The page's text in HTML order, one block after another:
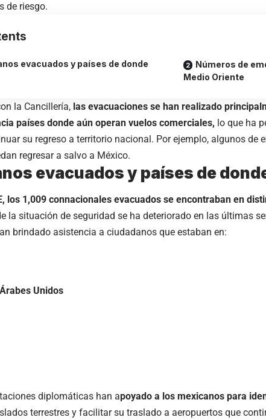
de riesgo.
evacuados y países de donde
Números de
Medio Oriente
la Cancillería, las evacuaciones se han realizado
países donde aún operan vuelos comerciales, lo que ha
su regreso a territorio nacional. Por ejemplo, algunos de
regresar a salvo a México.
evacuados y países de
los 1,009 connacionales evacuados se encontraban en
la situación de seguridad se ha deteriorado en las últimas
brindado asistencia a ciudadanos que estaban en:
Unidos
diplomáticas han apoyado a los mexicanos para
terrestres y facilitar su traslado a aeropuertos que